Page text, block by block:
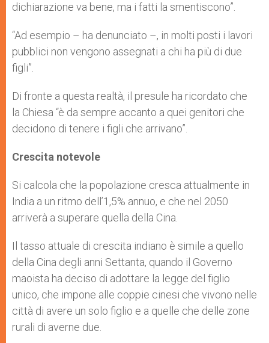
dichiarazione va bene, ma i fatti la smentiscono”.
“Ad esempio – ha denunciato –, in molti posti i lavori
pubblici non vengono assegnati a chi ha più di due
figli”.
Di fronte a questa realtà, il presule ha ricordato che
la Chiesa “è da sempre accanto a quei genitori che
decidono di tenere i figli che arrivano”.
Crescita notevole
Si calcola che la popolazione cresca attualmente in
India a un ritmo dell’1,5% annuo, e che nel 2050
arriverà a superare quella della Cina.
Il tasso attuale di crescita indiano è simile a quello
della Cina degli anni Settanta, quando il Governo
maoista ha deciso di adottare la legge del figlio
unico, che impone alle coppie cinesi che vivono nelle
città di avere un solo figlio e a quelle che delle zone
rurali di averne due.